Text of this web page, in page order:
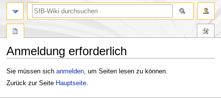
Anmeldung erforderlich
Zur
Navigation
Zur
Suche
Sie müssen sich anmelden, um Seiten lesen zu können.
Zurück zur Seite Hauptseite.